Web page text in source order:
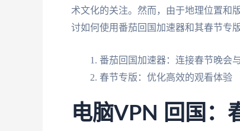
术文化的关注。然而，由于地理位置和
讨如何使用番茄回国加速器和其春节专
番茄回国加速器：连接春节晚会
春节专版：优化高效的观看体验
电脑VPN 回国：